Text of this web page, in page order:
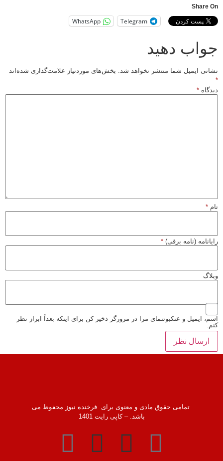
Share On
Telegram
WhatsApp
جواب دهید
نشانی ایمیل شما منتشر نخواهد شد. بخش‌های موردنیاز علامت‌گذاری شده‌اند
دیدگاه*
نام*
رایانامه (نامه برقی)*
وبلاگ
اسم، ایمیل و عنکبوتنمای مرا در مرورگر ذخیر کن برای اینکه بعداً ابراز نظر
کنم.
تمامی حقوق مادی و معنوی برای فرخنده نیوز محفوظ می
باشد. – کاپی رایت 1401